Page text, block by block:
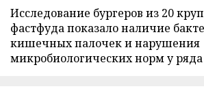
Исследование бургеров из 20
фастфуда показало наличие
кишечных палочек и нарушения
микробиологических норм у